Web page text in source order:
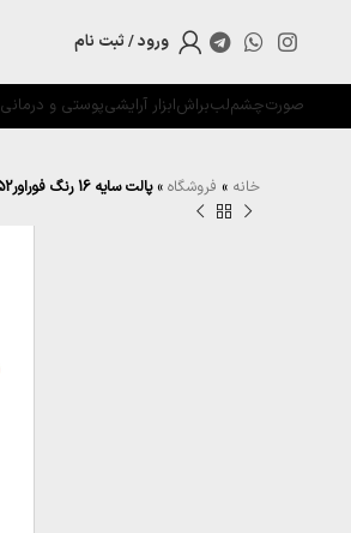
ورود / ثبت نام
صورتچشملببراشابزار آرایشیپوستی و درمانی
خانه » فروشگاه »پالت سایه 16 رنگ فوراور52 (BRZ004)